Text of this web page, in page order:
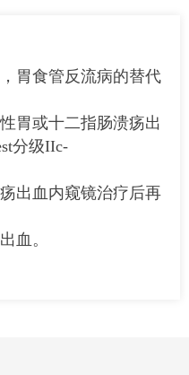
胃食管反流病的替代
胃或十二指肠溃疡出
分级IIc-
出血内窥镜治疗后再
血。